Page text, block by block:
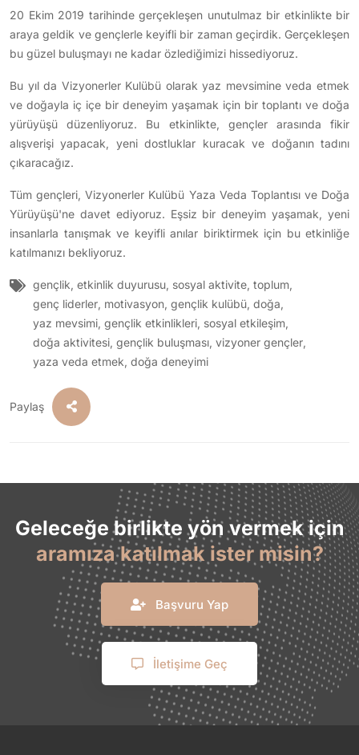
20 Ekim 2019 tarihinde gerçekleşen unutulmaz bir etkinlikte bir
araya geldik ve gençlerle keyifli bir zaman geçirdik. Gerçekleşen
bu güzel buluşmayı ne kadar özlediğimizi hissediyoruz.
Bu yıl da Vizyonerler Kulübü olarak yaz mevsimine veda etmek
ve doğayla iç içe bir deneyim yaşamak için bir toplantı ve doğa
yürüyüşü düzenliyoruz. Bu etkinlikte, gençler arasında fikir
alışverişi yapacak, yeni dostluklar kuracak ve doğanın tadını
çıkaracağız.
Tüm gençleri, Vizyonerler Kulübü Yaza Veda Toplantısı ve Doğa
Yürüyüşü'ne davet ediyoruz. Eşsiz bir deneyim yaşamak, yeni
insanlarla tanışmak ve keyifli anılar biriktirmek için bu etkinliğe
katılmanızı bekliyoruz.
gençlik, etkinlik duyurusu, sosyal aktivite, toplum,
genç liderler, motivasyon, gençlik kulübü, doğa,
yaz mevsimi, gençlik etkinlikleri, sosyal etkileşim,
doğa aktivitesi, gençlik buluşması, vizyoner gençler,
yaza veda etmek, doğa deneyimi
Paylaş
Geleceğe birlikte yön vermek için
aramıza katılmak ister misin?
Başvuru Yap
İletişime Geç